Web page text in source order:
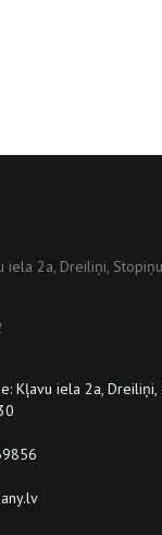
iela 2a, Dreiliņi,
Kļavu iela 2a, Dreiliņi,